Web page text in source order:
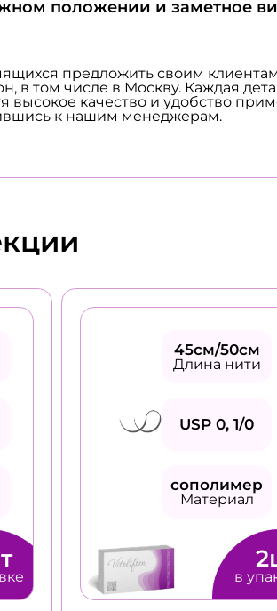
положении и заметное
предложить своим
том числе в Москву. Каждая
качество и удобство
к нашим менеджерам.
45см/50см
Длина нити
USP 0, 1/0
сополимер
Материал
в